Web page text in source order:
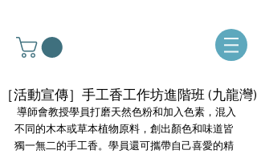
［活動宣傳］手工香工作坊進階班 (九龍灣)
不同的木本或草本植物原料，創出顏色和味道皆
獨一無二的手工香。學員還可攜帶自己喜愛的精